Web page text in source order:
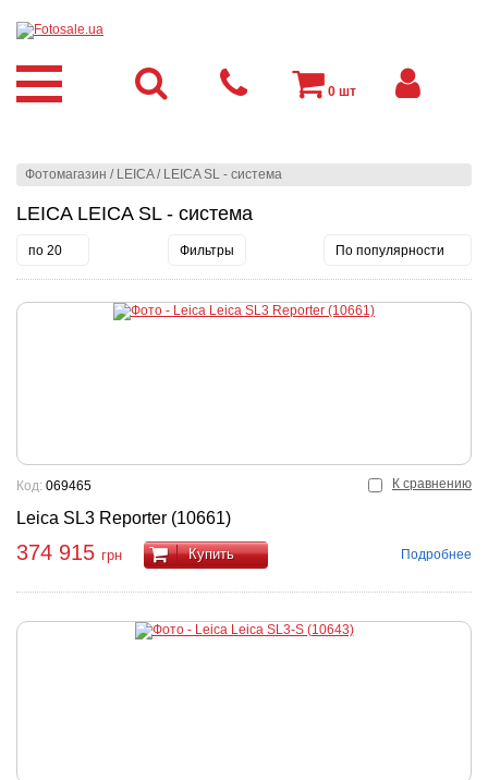
Фотомагазин / LEICA / LEICA SL - система
LEICA LEICA SL - система
по 20 Фильтры По популярности
К сравнению
Leica SL3 Reporter (10661)
Код: 069465
374 915 грн Купить Подробнее
0 шт